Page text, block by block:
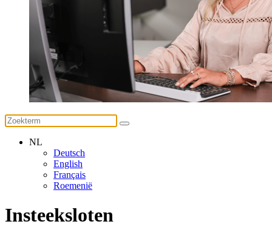
NL
Deutsch
English
Français
Roemenië
Insteeksloten